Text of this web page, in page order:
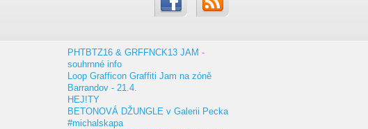
PHTBTZ16 & GRFFNCK13 JAM -
souhrnné info
Loop Grafficon Graffiti Jam na zóně
Barrandov - 21.4.
HEJ!TY
BETONOVÁ DŽUNGLE v Galerii Pecka
#michalskapa